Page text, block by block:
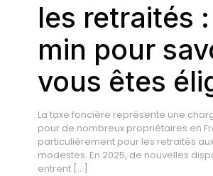
les retraités
min pour
vous êtes
La taxe foncière représente une
pour de nombreux propriétaires en
particulièrement pour les retraités
modestes. En 2025, de nouvelles
entrent […]